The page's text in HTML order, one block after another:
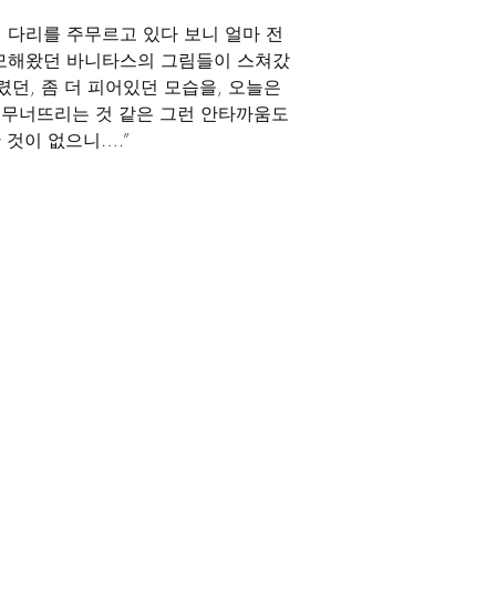
리를 주무르고 있다 보니 얼마 전
왔던 바니타스의 그림들이 스쳐갔
던, 좀 더 피어있던 모습을, 오늘은
너뜨리는 것 같은 그런 안타까움도
것이 없으니….”